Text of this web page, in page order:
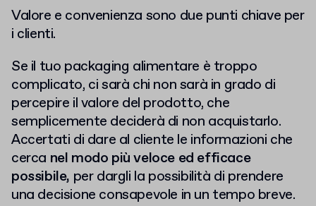
Valore e convenienza sono due punti chiave per
i clienti.
Se il tuo packaging alimentare è troppo
complicato, ci sarà chi non sarà in grado di
percepire il valore del prodotto, che
semplicemente deciderà di non acquistarlo.
Accertati di dare al cliente le informazioni che
cerca nel modo più veloce ed efficace
possibile, per dargli la possibilità di prendere
una decisione consapevole in un tempo breve.